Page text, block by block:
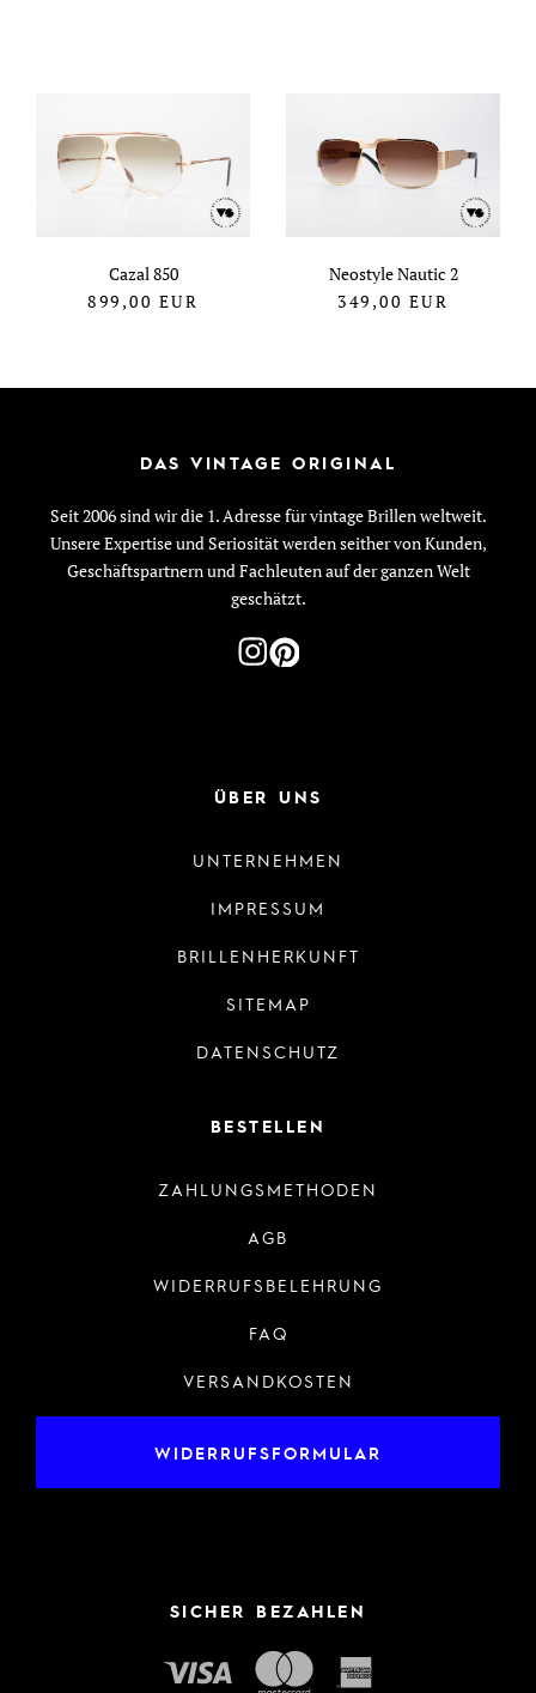
Cazal 850
899,00 EUR
Neostyle Nautic 2
349,00 EUR
DAS VINTAGE ORIGINAL
Seit 2006 sind wir die 1. Adresse für vintage Brillen weltweit.
Unsere Expertise und Seriosität werden seither von Kunden,
Geschäftspartnern und Fachleuten auf der ganzen Welt
geschätzt.
ÜBER UNS
UNTERNEHMEN
IMPRESSUM
BRILLENHERKUNFT
SITEMAP
DATENSCHUTZ
BESTELLEN
ZAHLUNGSMETHODEN
AGB
WIDERRUFSBELEHRUNG
FAQ
VERSANDKOSTEN
WIDERRUFSFORMULAR
SICHER BEZAHLEN